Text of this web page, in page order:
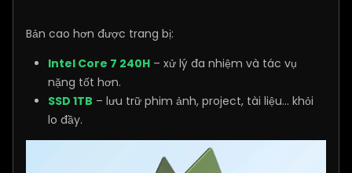
Bản cao hơn được trang bị:
Intel Core 7 240H – xử lý đa nhiệm và tác vụ
nặng tốt hơn.
SSD 1TB – lưu trữ phim ảnh, project, tài liệu... khỏi
lo đầy.